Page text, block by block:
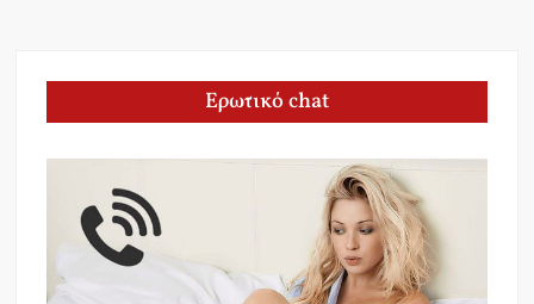
Ερωτικό chat